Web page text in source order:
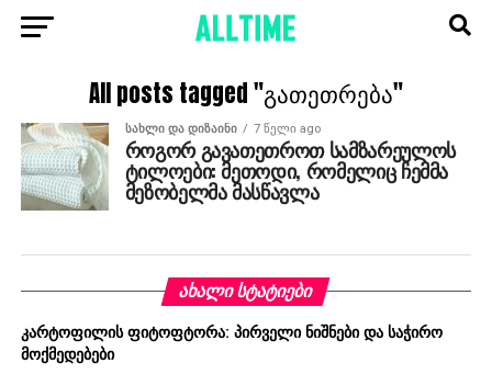
All posts tagged "გათეთრება"
ᲡᲐᲮᲚᲘ ᲓᲐ ᲓᲘᲖᲐᲘᲜᲘ 7 წელი ago
როგორ გავათეთროთ სამზარეულოს
ტილოები: მეთოდი, რომელიც ჩემმა
მეზობელმა მასწავლა
ᲐᲮᲐᲚᲘ ᲡᲢᲐᲢᲘᲔᲑᲘ
კარტოფილის ფიტოფტორა: პირველი ნიშნები და საჭირო
მოქმედებები